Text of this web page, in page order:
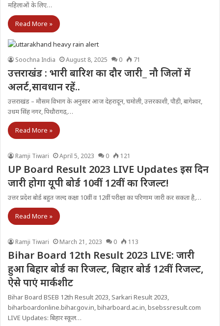
महिलाओं के लिए…
Read More »
Soochna India August 8, 2025 0 71
उत्तराखंड : भारी बारिश का दौर जारी_ नौ जिलों में
अलर्ट,सावधान रहें..
उत्तराखंड – मौसम विभाग के अनुसार आज देहरादून, चमोली, उत्तरकाशी, पौड़ी, बागेश्वर,
उधम सिंह नगर, पिथौरागढ़,…
Read More »
Ramji Tiwari April 5, 2023 0 121
UP Board Result 2023 LIVE Updates इस दिन
जारी होगा यूपी बोर्ड 10वीं 12वीं का रिजल्ट!
उत्तर प्रदेश बोर्ड बहुत जल्द कक्षा 10वीं व 12वीं परीक्षा का परिणाम जारी कर सकता है,…
Read More »
Ramji Tiwari March 21, 2023 0 113
Bihar Board 12th Result 2023 LIVE: जारी
हुआ बिहार बोर्ड का रिजल्ट, बिहार बोर्ड 12वीं रिजल्ट,
ऐसे पाएं मार्कशीट
Bihar Board BSEB 12th Result 2023, Sarkari Result 2023,
biharboardonline.bihar.gov.in, biharboard.ac.in, bsebssresult.com
LIVE Updates: बिहार स्कूल…